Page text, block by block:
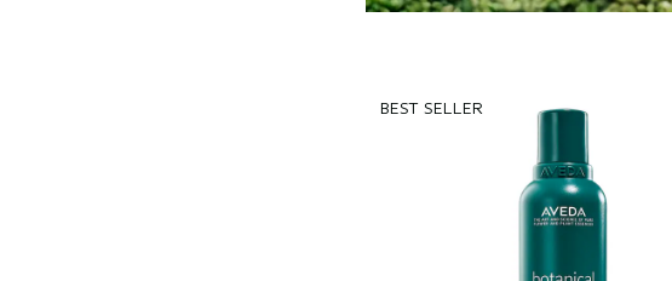
BEST SELLER